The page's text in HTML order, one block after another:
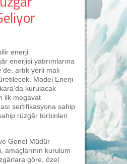
enerji
enerjisi yatırımlarına
artık yerli malı
Model Enerji
kurulacak
ilk megavat
sertifikasyona sahip
rüzgâr türbinleri
Genel Müdür
amaçlarının kurulum
göre, özel